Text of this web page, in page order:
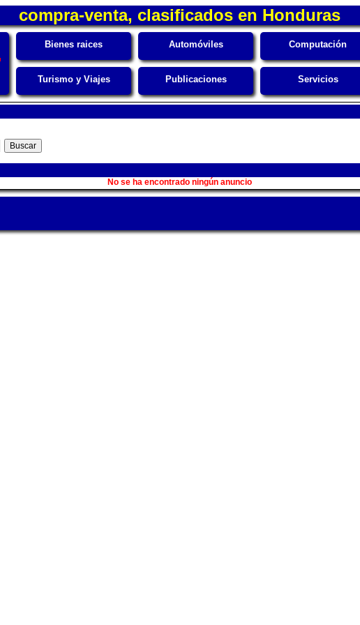
compra-venta, clasificados en Honduras
Bienes raices Automóviles Computación
Turismo y Viajes Publicaciones Servicios
No se ha encontrado ningún anuncio